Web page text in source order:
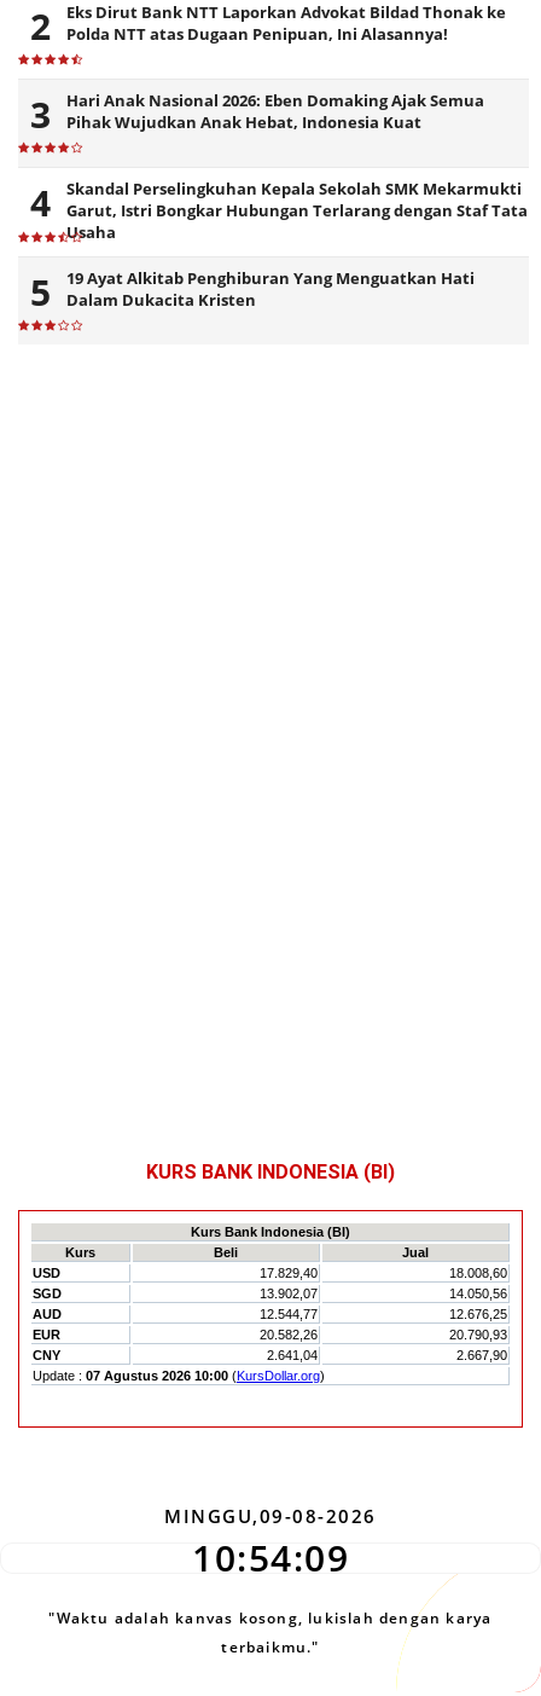
Eks Dirut Bank NTT Laporkan Advokat Bildad Thonak ke
Polda NTT atas Dugaan Penipuan, Ini Alasannya!
Hari Anak Nasional 2026: Eben Domaking Ajak Semua
Pihak Wujudkan Anak Hebat, Indonesia Kuat
Skandal Perselingkuhan Kepala Sekolah SMK Mekarmukti
Garut, Istri Bongkar Hubungan Terlarang dengan Staf Tata
Usaha
19 Ayat Alkitab Penghiburan Yang Menguatkan Hati
Dalam Dukacita Kristen
KURS BANK INDONESIA (BI)
MINGGU,09-08-2026
10:54:10
"Waktu adalah kanvas kosong, lukislah dengan karya
terbaikmu."